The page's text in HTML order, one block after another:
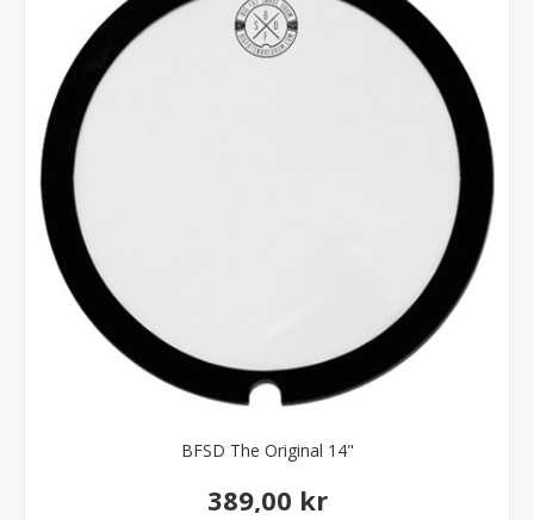
BFSD The Original 14"
389,00 kr